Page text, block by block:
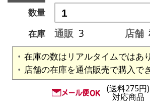
数量
在庫
通販 3 店舗
在庫の数はリアルタイムではあ
店舗の在庫を通信販売で購入で
(送料275円)
対応商品